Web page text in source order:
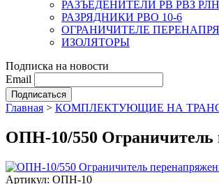
РАЗЪЕДЕНИТЕЛИ РВ РВЗ
РАЗРЯДНИКИ РВО 10-6
ОГРАНИЧИТЕЛЕ
ИЗОЛЯТОРЫ
Подписка на новости
Email
Главная > КОМПЛЕКТУЮЩИЕ НА
ОПН-10/550 Ограничитель
Артикул: ОПН-10